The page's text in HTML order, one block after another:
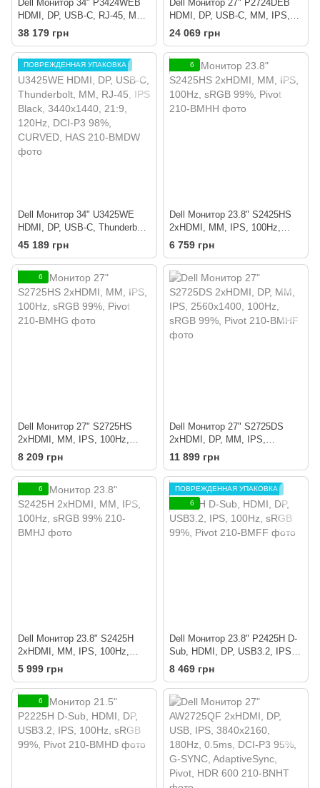
Dell Монитор 34" P3424WEB
HDMI, DP, USB-C, RJ-45, MM,
IPS, 3440x1440, sRGB 99%,
CURVED, HAS, Cam
38 179 грн
Dell Монитор 27" P2724DEB
HDMI, DP, USB-C, MM, IPS,
2560x1140, sRGB 99%, HAS,
24 069 грн
ПОВРЕЖДЕННАЯ УПАКОВКА
Dell Монитор 34" U3425WE
HDMI, DP, USB-C, Thunderbolt,
MM, RJ-45, IPS Black,
3440x1440, 21:9, 120Hz, DCI-
P3 98%, CURVED, HAS
45 189 грн
6
Dell Монитор 23.8" S2425HS
2xHDMI, MM, IPS, 100Hz,
sRGB 99%, Pivot
6 759 грн
6
Dell Монитор 27" S2725HS
2xHDMI, MM, IPS, 100Hz,
sRGB 99%, Pivot
8 209 грн
Dell Монитор 27" S2725DS
2xHDMI, DP, MM, IPS,
2560x1400, 100Hz, sRGB 99%,
11 899 грн
6
Dell Монитор 23.8" S2425H
2xHDMI, MM, IPS, 100Hz,
sRGB 99%
5 999 грн
ПОВРЕЖДЕННАЯ УПАКОВКА
6
Dell Монитор 23.8" P2425H D-
Sub, HDMI, DP, USB3.2, IPS,
100Hz, sRGB 99%, Pivot
8 469 грн
6